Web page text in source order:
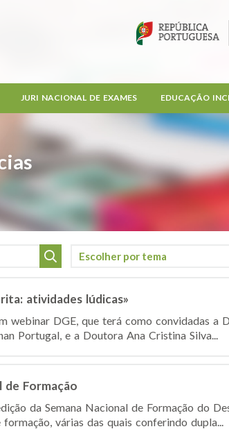
JURI NACIONAL DE EXAMES EDUCAÇÃO
atividades lúdicas»
webinar DGE, que terá como convidadas a
Portugal, e a Doutora Ana Cristina Silva...
de Formação
da Semana Nacional de Formação do
várias das quais conferindo dupla...